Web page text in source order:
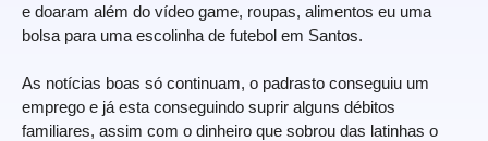
e doaram além do vídeo game, roupas, alimentos eu uma
bolsa para uma escolinha de futebol em Santos.
As notícias boas só continuam, o padrasto conseguiu um
emprego e já esta conseguindo suprir alguns débitos
familiares, assim com o dinheiro que sobrou das latinhas o